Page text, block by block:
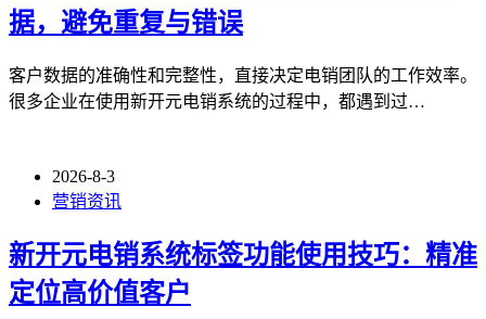
据，避免重复与错误
客户数据的准确性和完整性，直接决定电销团队的工作效率。
很多企业在使用新开元电销系统的过程中，都遇到过…
2026-8-3
营销资讯
新开元电销系统标签功能使用技巧：精准
定位高价值客户